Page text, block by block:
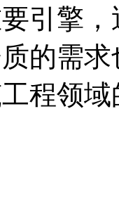
引擎
的需
程领